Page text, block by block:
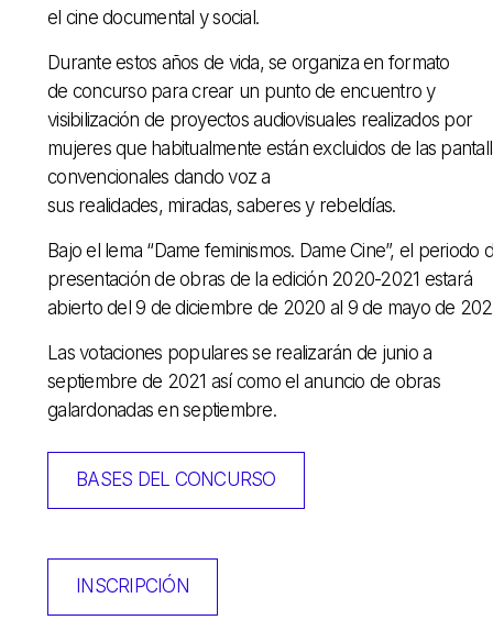
el cine documental y social.
Durante estos años de vida, se organiza en formato
de concurso para crear un punto de encuentro y
visibilización de proyectos audiovisuales realizados por
mujeres que habitualmente están excluidos de las
convencionales dando voz a
sus realidades, miradas, saberes y rebeldías.
Bajo el lema “Dame feminismos. Dame Cine”, el periodo
presentación de obras de la edición 2020-2021 estará
abierto del 9 de diciembre de 2020 al 9 de mayo de
Las votaciones populares se realizarán de junio a
septiembre de 2021 así como el anuncio de obras
galardonadas en septiembre.
BASES DEL CONCURSO
INSCRIPCIÓN